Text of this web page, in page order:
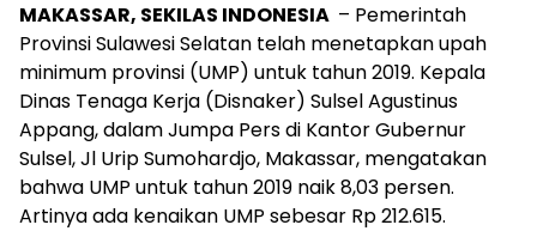
MAKASSAR, SEKILAS INDONESIA – Pemerintah
Provinsi Sulawesi Selatan telah menetapkan upah
minimum provinsi (UMP) untuk tahun 2019. Kepala
Dinas Tenaga Kerja (Disnaker) Sulsel Agustinus
Appang, dalam Jumpa Pers di Kantor Gubernur
Sulsel, Jl Urip Sumohardjo, Makassar, mengatakan
bahwa UMP untuk tahun 2019 naik 8,03 persen.
Artinya ada kenaikan UMP sebesar Rp 212.615.